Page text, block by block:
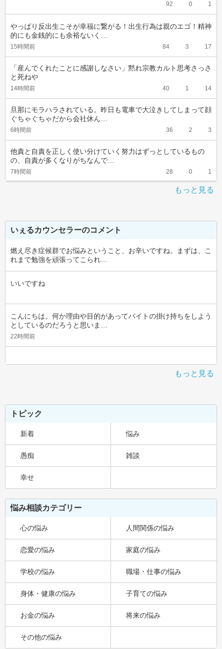
92 0 1
やっぱり反出生こそが幸福に繋がる！出生行為は親のエゴ！精神
的にも金銭的にも余裕ないく…
15時間前 84 3 17
「産んでくれたことに感謝しなさい」黙れ宗教カルト思考さっさ
と死ねや
14時間前 40 1 14
旦那にモラハラされている。昨日も電車で大泣きしてしまって顔
ぐちゃぐちゃだから会社休ん…
6時間前 36 2 3
他責と自責を正しく使い分けていく努力はずっとしているもの
の、自責が多くなりがちなんで…
7時間前 28 0 1
もっと見る
いぇるカウンセラーのコメント
燃え尽き症候群でお悩みということ、お辛いですね。まずは、こ
れまで勉強を頑張ってこられ…
いいですね
こんにちは。何か理由や目的があってバイトの掛け持ちをしよう
としているのだろうと思いま…
22時間前
もっと見る
トピック
新着 悩み
愚痴 雑談
幸せ
悩み相談カテゴリー
心の悩み 人間関係の悩み
恋愛の悩み 家庭の悩み
学校の悩み 職場・仕事の悩み
身体・健康の悩み 子育ての悩み
お金の悩み 将来の悩み
その他の悩み